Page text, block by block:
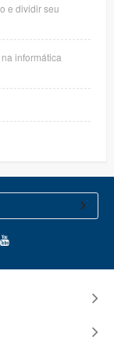
e dividir seu
informática